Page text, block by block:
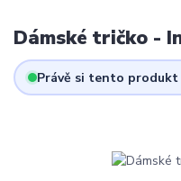
Dámské tričko -
Právě si tento